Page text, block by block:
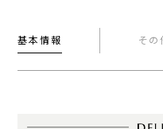
基本情報 その